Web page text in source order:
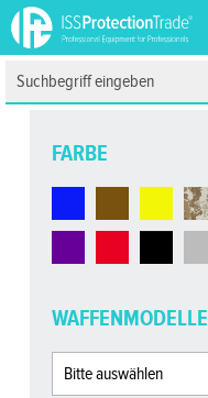
FARBE
WAFFENMODELLE